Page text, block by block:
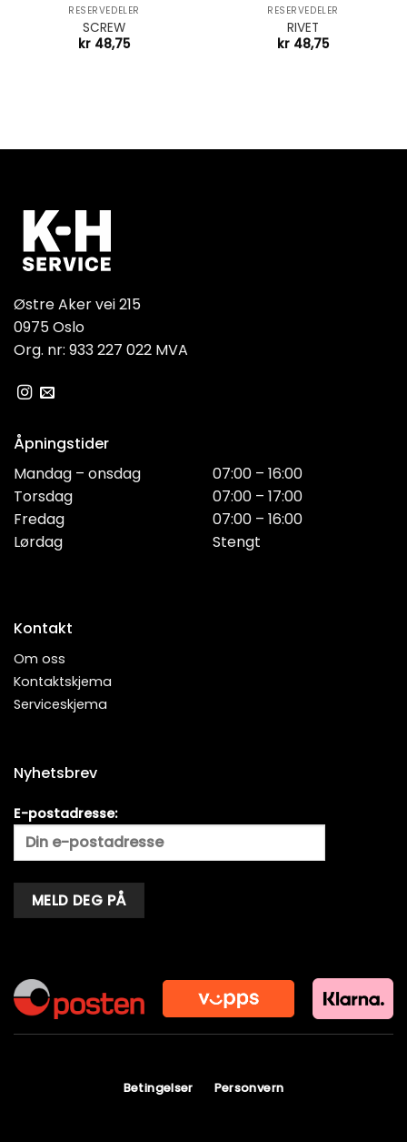
RESERVEDELER
SCREW
kr 48,75
RESERVEDELER
RIVET
kr 48,75
Østre Aker vei 215
0975 Oslo
Org. nr: 933 227 022 MVA
Åpningstider
Mandag – onsdag
Torsdag
Fredag
Lørdag
07:00 – 16:00
07:00 – 17:00
07:00 – 16:00
Stengt
Kontakt
Om oss
Kontaktskjema
Serviceskjema
Nyhetsbrev
E-postadresse:
Betingelser Personvern